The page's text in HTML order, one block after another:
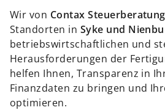
Wir von Contax Steuerberatung
Standorten in Syke und
betriebswirtschaftlichen und
Herausforderungen der
helfen Ihnen, Transparenz in
Finanzdaten zu bringen und
optimieren.